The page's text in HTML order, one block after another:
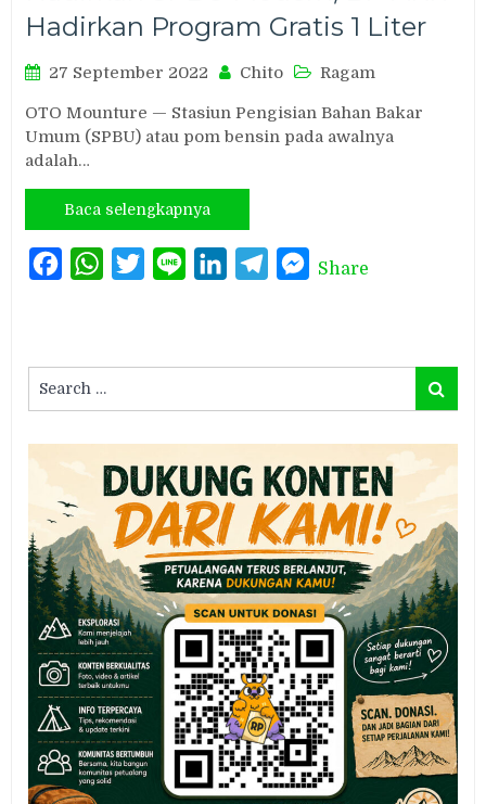
Hadirkan Program Gratis 1 Liter
27 September 2022 Chito Ragam
OTO Mounture — Stasiun Pengisian Bahan Bakar
Umum (SPBU) atau pom bensin pada awalnya
adalah…
Baca selengkapnya
FacebookWhatsAppTwitterLine LinkedInTelegramMessenger
Share
for:
Search